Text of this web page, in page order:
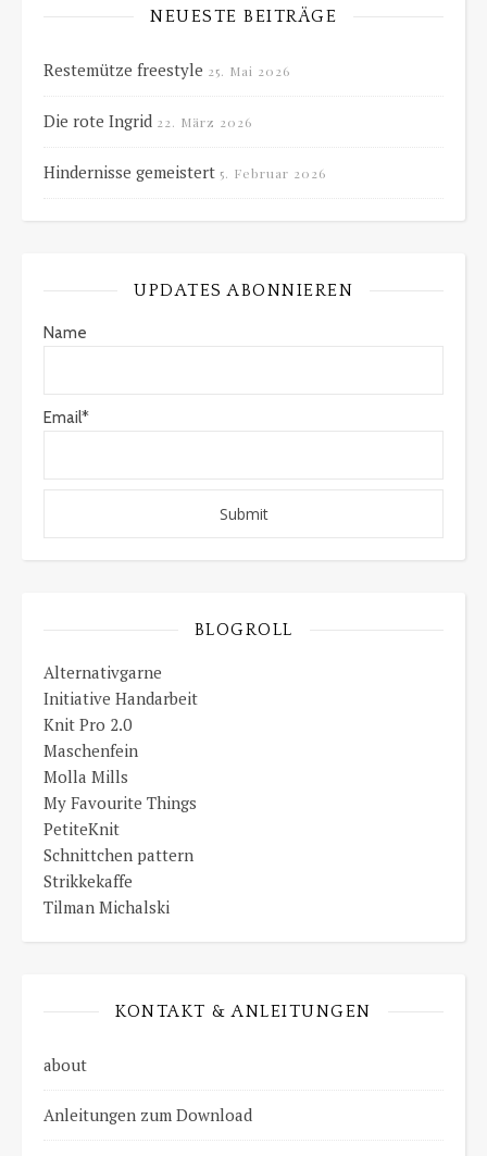
NEUESTE BEITRÄGE
Restemütze freestyle 25. Mai 2026
Die rote Ingrid 22. März 2026
Hindernisse gemeistert 5. Februar 2026
UPDATES ABONNIEREN
Name
Email*
BLOGROLL
Alternativgarne
Initiative Handarbeit
Knit Pro 2.0
Maschenfein
Molla Mills
My Favourite Things
PetiteKnit
Schnittchen pattern
Strikkekaffe
Tilman Michalski
KONTAKT & ANLEITUNGEN
about
Anleitungen zum Download